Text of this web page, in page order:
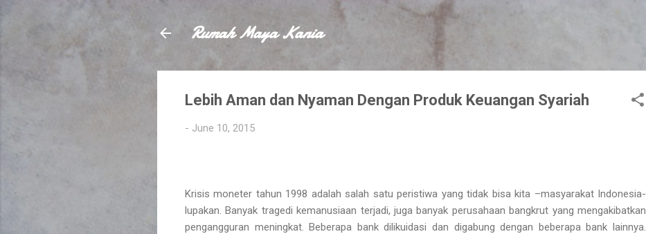
Skip to main content
Rumah Maya Kania
Lebih Aman dan Nyaman Dengan Produk Keuangan Syariah
- June 10, 2015
Krisis moneter tahun 1998 adalah salah satu peristiwa yang tidak bisa kita –masyarakat Indonesia-
lupakan. Banyak tragedi kemanusiaan terjadi, juga banyak perusahaan bangkrut yang mengakibatkan
pengangguran meningkat. Beberapa bank dilikuidasi dan digabung dengan beberapa bank lainnya.